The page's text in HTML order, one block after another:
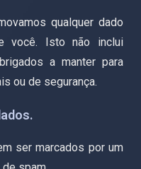
qualquer dado
você. Isto não inclui
a manter para
ou de segurança.
ser marcados por um